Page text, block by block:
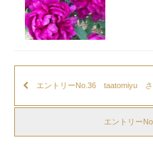
エントリーNo.36 taatomiyu
エントリー